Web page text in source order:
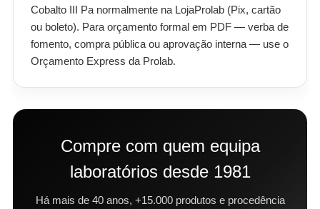
Cobalto III Pa normalmente na LojaProlab (Pix, cartão
ou boleto). Para orçamento formal em PDF — verba de
fomento, compra pública ou aprovação interna — use o
Orçamento Express da Prolab.
Compre com quem equipa
laboratórios desde 1981
Há mais de 40 anos, +15.000 produtos e procedência